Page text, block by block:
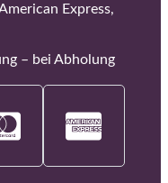
Express,
– bei Abholung